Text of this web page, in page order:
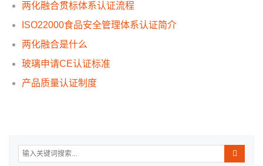
两化融合贯标体系认证流程
ISO22000食品安全管理体系认证简介
两化融合是什么
玻璃申请CE认证标准
产品质量认证制度